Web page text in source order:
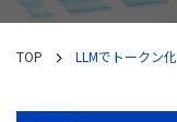
TOP LLMでトークン化